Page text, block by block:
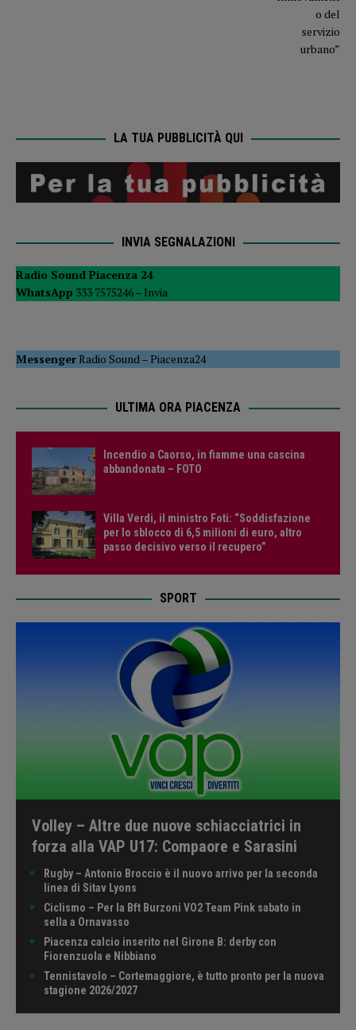
LA TUA PUBBLICITÀ QUI
INVIA SEGNALAZIONI
Radio Sound Piacenza 24
WhatsApp 333 7575246 – Invia
MessengerRadio Sound –Piacenza24
ULTIMA ORA PIACENZA
Incendio a Caorso, in fiamme una cascina
abbandonata – FOTO
Villa Verdi, il ministro Foti: “Soddisfazione
per lo sblocco di 6,5 milioni di euro, altro
passo decisivo verso il recupero”
SPORT
Volley – Altre due nuove schiacciatrici in
forza alla VAP U17: Compaore e Sarasini
Rugby – Antonio Broccio è il nuovo arrivo per la seconda
linea di Sitav Lyons
Ciclismo – Per la Bft Burzoni VO2 Team Pink sabato in
sella a Ornavasso
Piacenza calcio inserito nel Girone B: derby con
Fiorenzuola e Nibbiano
Tennistavolo – Cortemaggiore, è tutto pronto per la nuova
stagione 2026/2027